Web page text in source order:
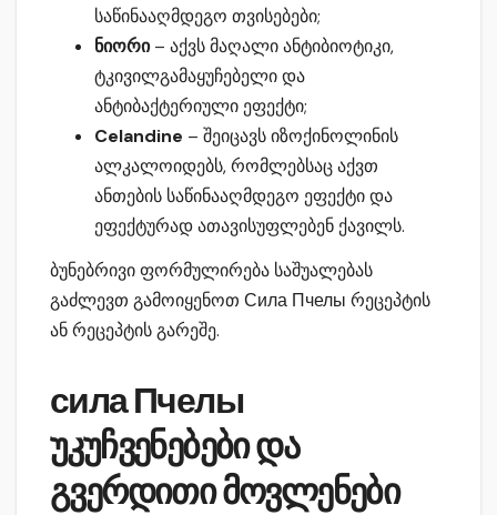
საწინააღმდეგო თვისებები;
ნიორი– აქვს მაღალი ანტიბიოტიკი,
ტკივილგამაყუჩებელი და
ანტიბაქტერიული ეფექტი;
Celandine – შეიცავს იზოქინოლინის
ალკალოიდებს, რომლებსაც აქვთ
ანთების საწინააღმდეგო ეფექტი და
ეფექტურად ათავისუფლებენ ქავილს.
ბუნებრივი ფორმულირება საშუალებას
გაძლევთ გამოიყენოთ Сила Пчелы რეცეპტის
ან რეცეპტის გარეშე.
сила Пчелы
უკუჩვენებები და
გვერდითი მოვლენები